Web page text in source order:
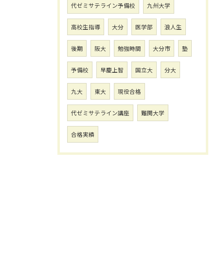
代ゼミサテライン予備校 九州大学
高校生指導 大分 医学部 浪人生
後期 阪大 勉強時間 大分市 塾
予備校 早慶上智 国立大 分大
九大 東大 現役合格
代ゼミサテライン講座 難関大学
合格実績